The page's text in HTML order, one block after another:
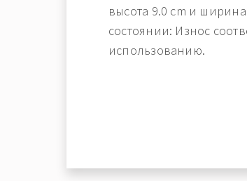
высота 9.0 cm и
состоянии: Износ
использованию.